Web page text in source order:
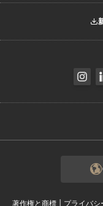
著作権と商標 | プライバシ